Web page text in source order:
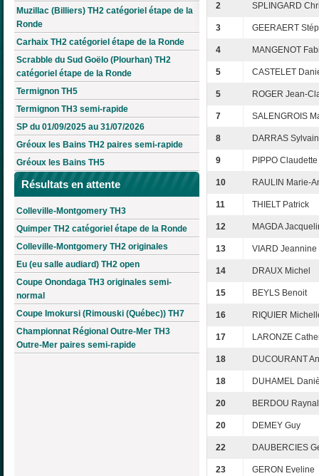
Muzillac (Billiers) TH2 catégoriel étape de la
Ronde
Carhaix TH2 catégoriel étape de la Ronde
Scrabble du Sud Goëlo (Plourhan) TH2
catégoriel étape de la Ronde
Termignon TH5
Termignon TH3 semi-rapide
SP du 01/09/2025 au 31/07/2026
Gréoux les Bains TH2 paires semi-rapide
Gréoux les Bains TH5
Résultats en attente
Colleville-Montgomery TH3
Quimper TH2 catégoriel étape de la Ronde
Colleville-Montgomery TH2 originales
Eu (eu salle audiard) TH2 open
Coupe Onondaga TH3 originales semi-
normal
Coupe Imokursi (Rimouski (Québec)) TH7
Championnat Régional Outre-Mer TH3
Outre-Mer paires semi-rapide
2 SPLINGARD
3 GEERAERT
4 MANGENOT
5 CASTELET
5 ROGER Jean-
7 SALENGROIS
8 DARRAS
9 PIPPO Claudette
10 RAULIN Marie-
11 THIELT Patrick
12 MAGDA
13 VIARD Jeannine
14 DRAUX Michel
15 BEYLS Benoit
16 RIQUIER
17 LARONZE
18 DUCOURANT
18 DUHAMEL
20 BERDOU
20 DEMEY Guy
22 DAUBERCIES
23 GERON Eveline